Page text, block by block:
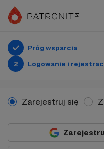
Próg wsparcia
2
Logowanie i
Zarejestruj się